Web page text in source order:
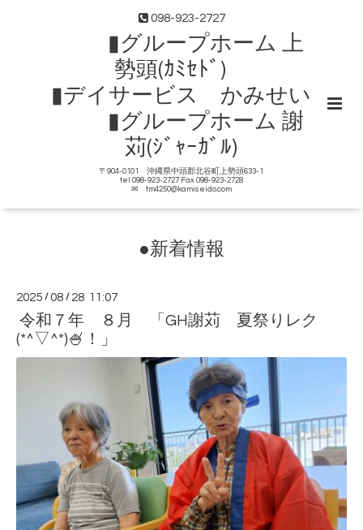
098-923-2727
▮グループホーム 上
勢頭(ｶﾐｾﾄﾞ)
▮デイサービス かみせい
▮グループホーム 謝
苅(ｼﾞｬｰｶﾞﾙ)
〒904-0101 沖縄県中頭郡北谷町上勢頭633-1
tel 098-923-2727 Fax 098-923-2728
✉ tm4250@kamiseido.com
●新着情報
2025 /08 / 28 11:07
令和７年 ８月 「GH謝苅 夏祭りレク
(*^▽^*)🍧！」